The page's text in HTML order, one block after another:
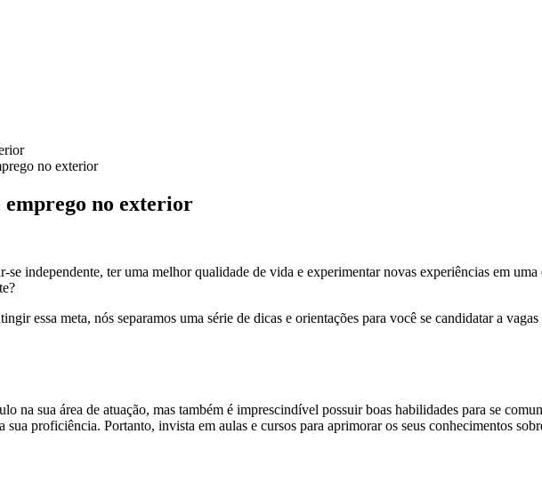
no exterior
emprego no exterior
independente, ter uma melhor qualidade de vida e experimentar novas experiências em
essa meta, nós separamos uma série de dicas e orientações para você se candidatar a
na sua área de atuação, mas também é imprescindível possuir boas habilidades para se
proficiência. Portanto, invista em aulas e cursos para aprimorar os seus conhecimentos